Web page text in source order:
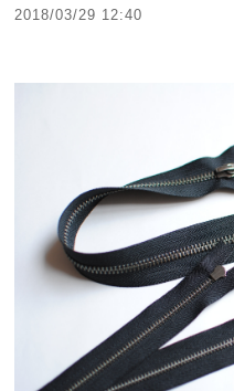
2018/03/29 12:40